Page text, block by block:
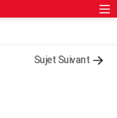
Sujet Suivant